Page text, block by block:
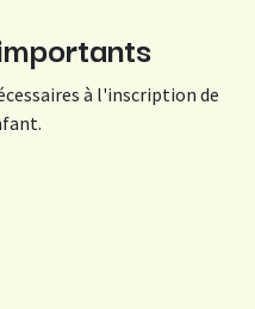
à l'inscription de